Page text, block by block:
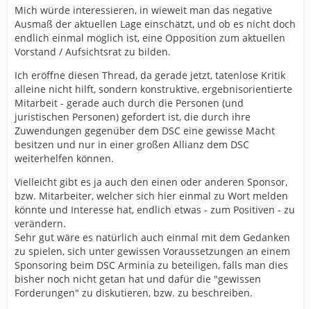
Mich würde interessieren, in wieweit man das negative
Ausmaß der aktuellen Lage einschätzt, und ob es nicht doch
endlich einmal möglich ist, eine Opposition zum aktuellen
Vorstand / Aufsichtsrat zu bilden.
Ich eröffne diesen Thread, da gerade jetzt, tatenlose Kritik
alleine nicht hilft, sondern konstruktive, ergebnisorientierte
Mitarbeit - gerade auch durch die Personen (und
juristischen Personen) gefordert ist, die durch ihre
Zuwendungen gegenüber dem DSC eine gewisse Macht
besitzen und nur in einer großen Allianz dem DSC
weiterhelfen können.
Vielleicht gibt es ja auch den einen oder anderen Sponsor,
bzw. Mitarbeiter, welcher sich hier einmal zu Wort melden
könnte und Interesse hat, endlich etwas - zum Positiven - zu
verändern.
Sehr gut wäre es natürlich auch einmal mit dem Gedanken
zu spielen, sich unter gewissen Voraussetzungen an einem
Sponsoring beim DSC Arminia zu beteiligen, falls man dies
bisher noch nicht getan hat und dafür die "gewissen
Forderungen" zu diskutieren, bzw. zu beschreiben.